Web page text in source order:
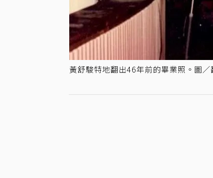
黃舒駿特地翻出46年前的畢業照。圖／